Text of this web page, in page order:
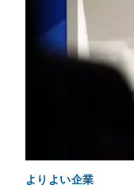
よりよい企業